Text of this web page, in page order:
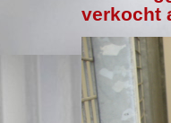
verkocht